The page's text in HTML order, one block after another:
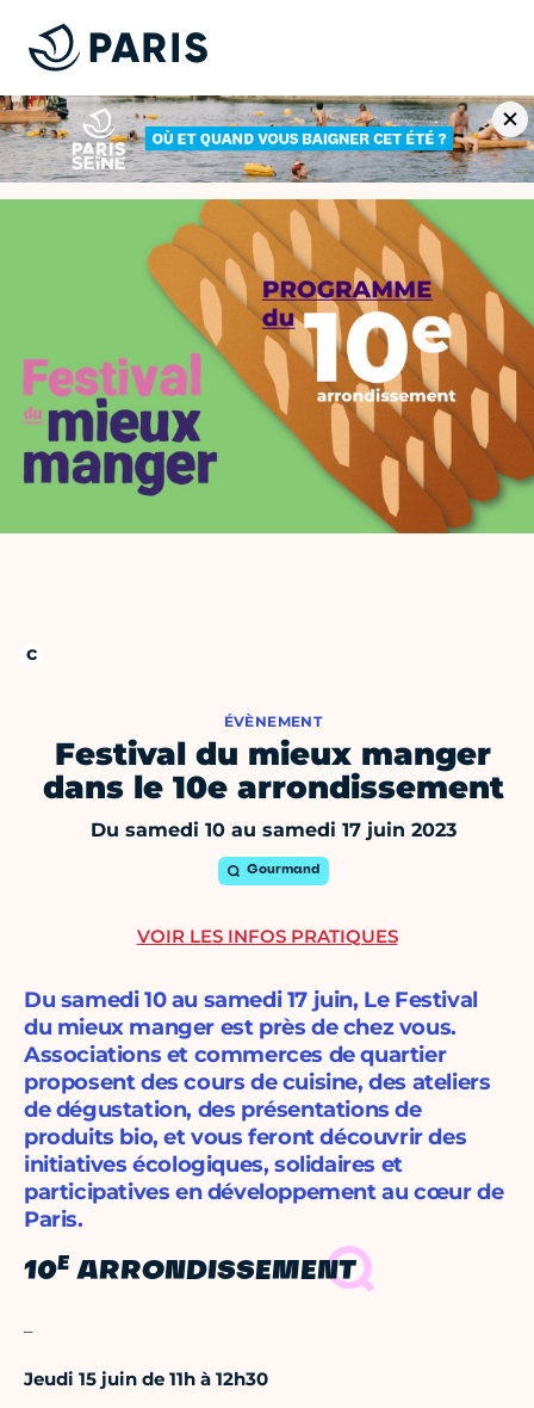
ÉVÈNEMENT
Festival du mieux manger
dans le 10e arrondissement
Du samedi 10 au samedi 17 juin 2023
Gourmand
Du samedi 10 au samedi 17 juin, Le Festival
du mieux manger est près de chez vous.
Associations et commerces de quartier
proposent des cours de cuisine, des ateliers
de dégustation, des présentations de
produits bio, et vous feront découvrir des
initiatives écologiques, solidaires et
participatives en développement au cœur de
Paris.
10E ARRONDISSEMENT
Jeudi 15 juin de 11h à 12h30
VOIR LES INFOS PRATIQUES